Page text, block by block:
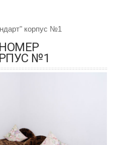
корпус №1
№1